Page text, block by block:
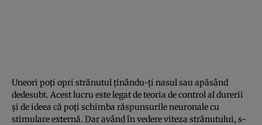
Uneori poți opri strănutul ținându-ți nasul sau apăsând
dedesubt. Acest lucru este legat de teoria de control al durerii
și de ideea că poți schimba răspunsurile neuronale cu
stimulare externă. Dar având în vedere viteza strănutului, s-